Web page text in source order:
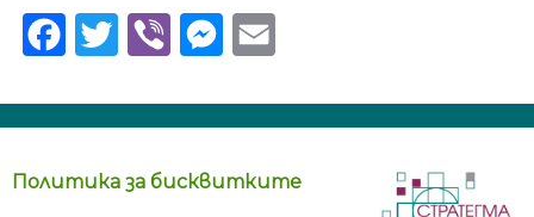
FacebookTwitterViber Messenger
Политика за бисквитките